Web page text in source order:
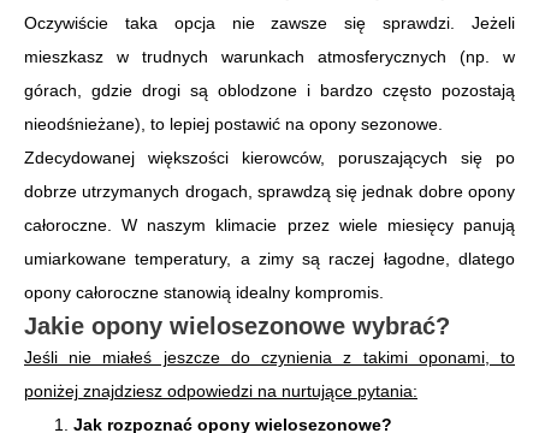
Oczywiście taka opcja nie zawsze się sprawdzi. Jeżeli
mieszkasz w trudnych warunkach atmosferycznych (np. w
górach, gdzie drogi są oblodzone i bardzo często pozostają
nieodśnieżane), to lepiej postawić na opony sezonowe.
Zdecydowanej większości kierowców, poruszających się po
dobrze utrzymanych drogach, sprawdzą się jednak dobre opony
całoroczne. W naszym klimacie przez wiele miesięcy panują
umiarkowane temperatury, a zimy są raczej łagodne, dlatego
opony całoroczne stanowią idealny kompromis.
Jakie opony wielosezonowe wybrać?
Jeśli nie miałeś jeszcze do czynienia z takimi oponami, to
poniżej znajdziesz odpowiedzi na nurtujące pytania:
Jak rozpoznać opony wielosezonowe?